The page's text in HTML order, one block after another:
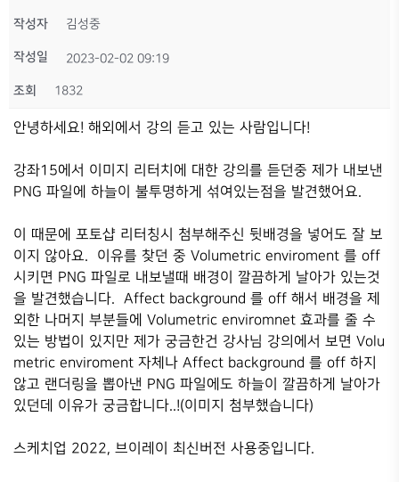
작성자 김성중
작성일 2023-02-02 09:19
조회 1832
안녕하세요! 해외에서 강의 듣고 있는 사람입니다!
강좌15에서 이미지 리터치에 대한 강의를 듣던중 제가 내보낸
PNG 파일에 하늘이 불투명하게 섞여있는점을 발견했어요.
이 때문에 포토샵 리터칭시 첨부해주신 뒷배경을 넣어도 잘 보
이지 않아요. 이유를 찾던 중 Volumetric enviroment 를 off
시키면 PNG 파일로 내보낼때 배경이 깔끔하게 날아가 있는것
을 발견했습니다. Affect background 를 off 해서 배경을 제
외한 나머지 부분들에 Volumetric enviromnet 효과를 줄 수
있는 방법이 있지만 제가 궁금한건 강사님 강의에서 보면 Volu
metric enviroment 자체나 Affect background 를 off 하지
않고 랜더링을 뽑아낸 PNG 파일에도 하늘이 깔끔하게 날아가
있던데 이유가 궁금합니다..!(이미지 첨부했습니다)
스케치업 2022, 브이레이 최신버전 사용중입니다.